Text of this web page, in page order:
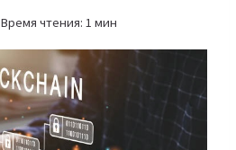
Время чтения: 1 мин